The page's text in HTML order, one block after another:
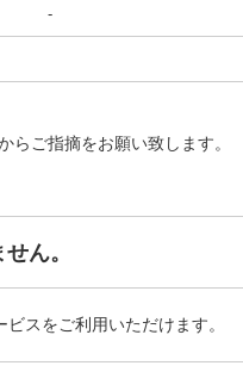
-
らご指摘をお願い致します。
ん。
スをご利用いただけます。